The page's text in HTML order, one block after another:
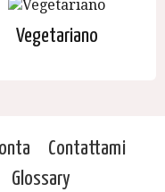
Vegetariano
Contattami
Glossary